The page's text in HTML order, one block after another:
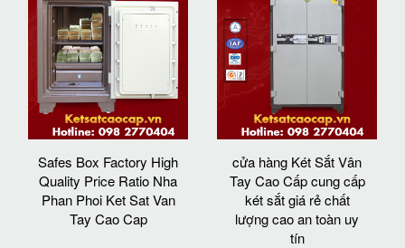
Safes Box Factory High
Quality Price Ratio Nha
Phan Phoi Ket Sat Van
Tay Cao Cap
cửa hàng Két Sắt Vân
Tay Cao Cấp cung cấp
két sắt giá rẻ chất
lượng cao an toàn uy
tín